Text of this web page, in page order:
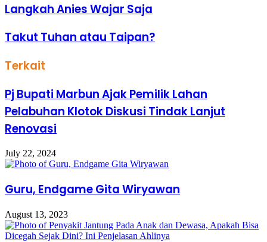
Langkah Anies Wajar Saja
Takut Tuhan atau Taipan?
Terkait
Pj Bupati Marbun Ajak Pemilik Lahan
Pelabuhan Klotok Diskusi Tindak Lanjut
Renovasi
July 22, 2024
Guru, Endgame Gita Wiryawan
August 13, 2023